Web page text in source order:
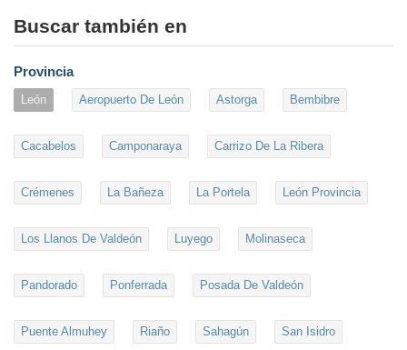
Buscar también en
Provincia
León Aeropuerto De León Astorga Bembibre
Cacabelos Camponaraya Carrizo De La Ribera
Crémenes La Bañeza La Portela León Provincia
Los Llanos De Valdeón Luyego Molinaseca
Pandorado Ponferrada Posada De Valdeón
Puente Almuhey Riaño Sahagún San Isidro